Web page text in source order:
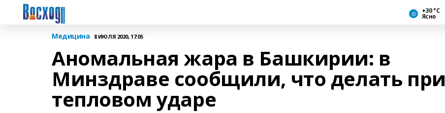
+30 °С
Ясно
Медицина 8 ИЮЛЯ 2020, 17:05
Аномальная жара в Башкирии: в
Минздраве сообщили, что делать при
тепловом ударе